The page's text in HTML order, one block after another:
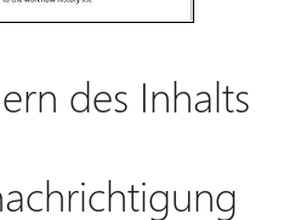
des Inhalts